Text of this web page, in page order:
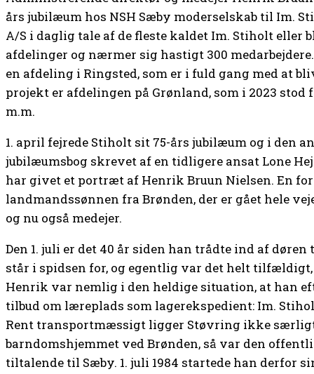
års jubilæum hos NSH Sæby moderselskab til Im.
A/S i daglig tale af de fleste kaldet Im. Stiholt eller
afdelinger og nærmer sig hastigt 300
en afdeling i Ringsted, som er i fuld gang med at
projekt er afdelingen på Grønland, som i 2023
m.m.
1. april fejrede Stiholt sit 75-års jubilæum og i den
jubilæumsbog skrevet af en tidligere ansat Lone
har givet et portræt af Henrik Bruun Nielsen. En
landmandssønnen fra Brønden, der er gået hele
og nu også medejer.
Den 1. juli er det 40 år siden han trådte ind af
står i spidsen for, og egentlig var det helt tilfældigt,
Henrik var nemlig i den heldige situation, at han
tilbud om læreplads som lagerekspedient: Im.
Rent transportmæssigt ligger Støvring ikke
barndomshjemmet ved Brønden, så var den
tiltalende til Sæby. 1. juli 1984 startede han derfor